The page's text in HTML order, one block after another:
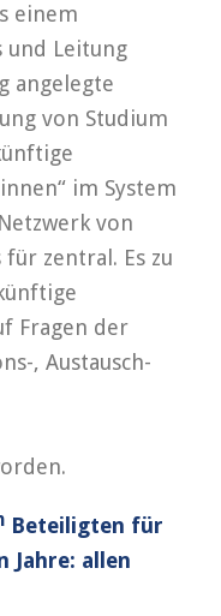
einem
und Leitung
angelegte
von Studium
im System
von
zentral. Es zu
Fragen der
, Austausch-
Beteiligten für
Jahre: allen